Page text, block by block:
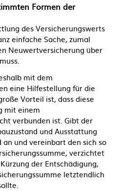
Formen der
des Versicherungswerts
einfache Sache, zumal
Neuwertversicherung über
mit dem
eine Hilfestellung für die
Vorteil ist, dass diese
mit einem
verbunden ist. Gibt der
und Ausstattung
und vereinbart den sich so
verzichtet
der Entschädigung,
letztendlich